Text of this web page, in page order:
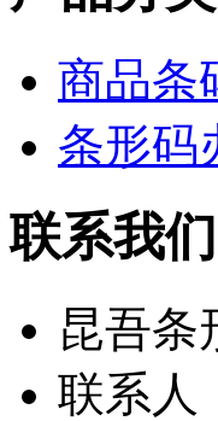
商品条
条形码
联系我们
昆吾条
联系人